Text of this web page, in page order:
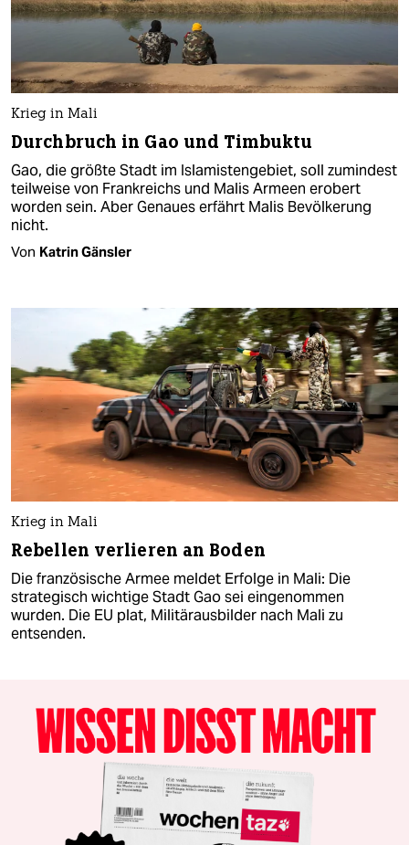
Krieg in Mali
Durchbruch in Gao und Timbuktu
Gao, die größte Stadt im Islamistengebiet, soll zumindest
teilweise von Frankreichs und Malis Armeen erobert
worden sein. Aber Genaues erfährt Malis Bevölkerung
nicht.
Von Katrin Gänsler
Krieg in Mali
Rebellen verlieren an Boden
Die französische Armee meldet Erfolge in Mali: Die
strategisch wichtige Stadt Gao sei eingenommen
wurden. Die EU plat, Militärausbilder nach Mali zu
entsenden.